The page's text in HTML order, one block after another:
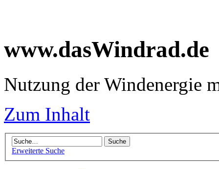
www.dasWindrad.de
Nutzung der Windenergie
Zum Inhalt
Erweiterte Suche